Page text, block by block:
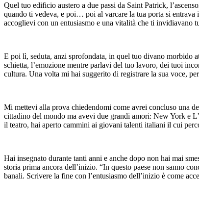
Quel tuo edificio austero a due passi da Saint Patrick,
quando ti vedeva, e poi… poi al varcare la tua porta si
accoglievi con un entusiasmo e una vitalità che ti invidiavano
E poi lì, seduta, anzi sprofondata, in quel tuo divano morbido
schietta, l’emozione mentre parlavi del tuo lavoro, dei tuoi
cultura. Una volta mi hai suggerito di registrare la sua voce,
Mi mettevi alla prova chiedendomi come avrei concluso una
cittadino del mondo ma avevi due grandi amori: New York e
il teatro, hai aperto cammini ai giovani talenti italiani il cui
Hai insegnato durante tanti anni e anche dopo non hai mai
storia prima ancora dell’inizio. “In questo paese non sanno
banali. Scrivere la fine con l’entusiasmo dell’inizio è come